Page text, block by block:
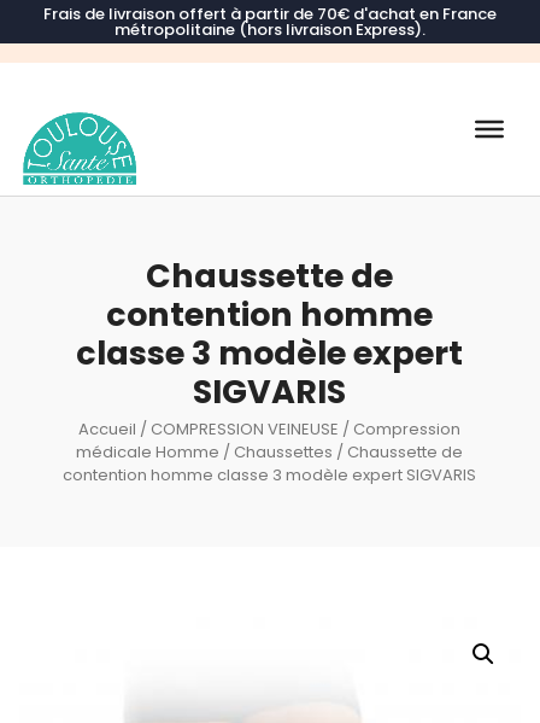
Frais de livraison offert à partir de 70€ d'achat en France
métropolitaine (hors livraison Express).
Recherche
Chaussette de
contention homme
classe 3 modèle expert
SIGVARIS
Accueil / COMPRESSION VEINEUSE / Compression
médicale Homme / Chaussettes / Chaussette de
contention homme classe 3 modèle expert SIGVARIS